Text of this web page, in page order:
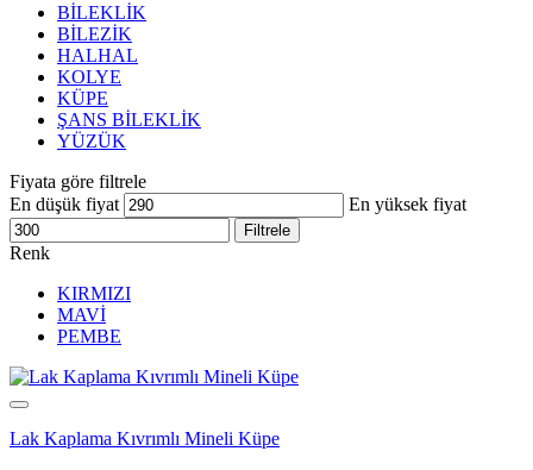
BİLEKLİK
BİLEZİK
HALHAL
KOLYE
KÜPE
ŞANS BİLEKLİK
YÜZÜK
Fiyata göre filtrele
En düşük fiyat
En yüksek fiyat
Filtrele
Renk
KIRMIZI
MAVİ
PEMBE
Lak Kaplama Kıvrımlı Mineli Küpe